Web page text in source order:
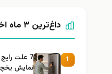
داغ‌ترین ۳ ماه اخیر
1
7 علت
نمایش